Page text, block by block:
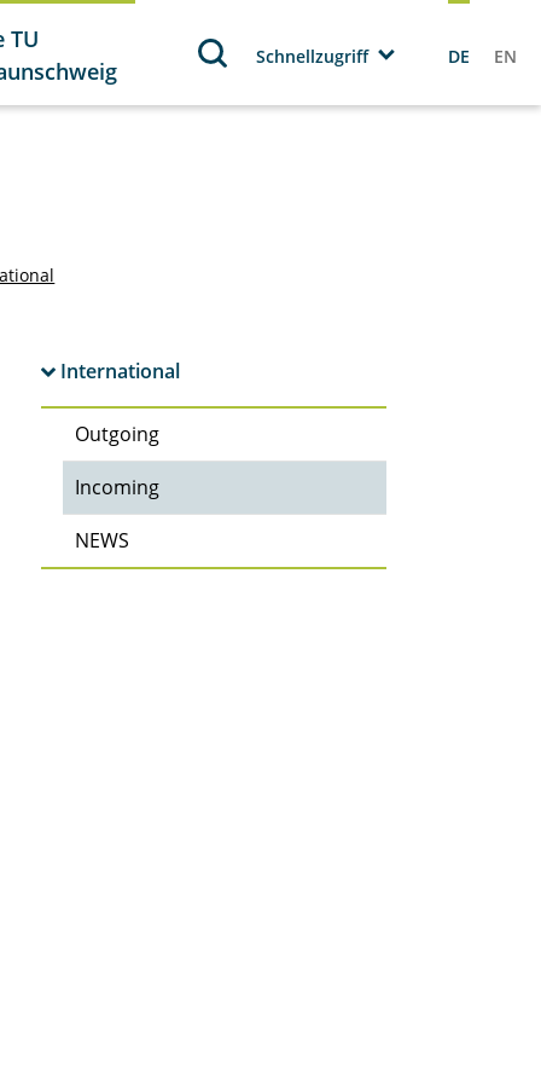
TU
Schnellzugriff DE EN
International
Outgoing
Incoming
NEWS